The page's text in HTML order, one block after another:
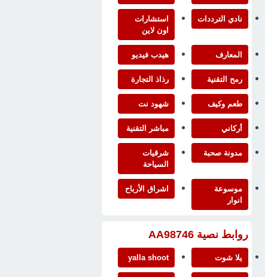
نادي الترددات
استشارات
اون لاين
المعارف هيدب فيديو
رمح التقنية رذاذ التجارة
طعم وكيف شهود نت
أركاني مباشر التقنية
مدونة صحبة
شرقيات
السياحة
موسوعة
انوار
اشراق الأرباح
روابط نصية AA98746
يلا شوت yalla shoot